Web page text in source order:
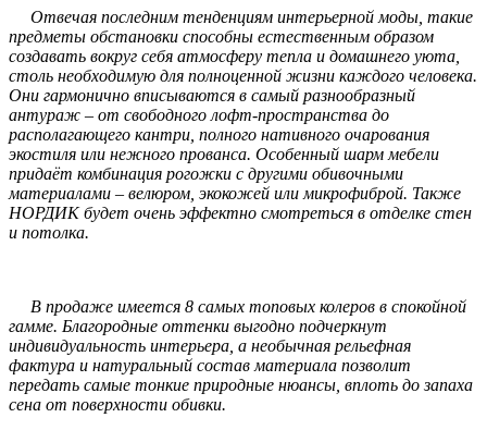
Отвечая последним тенденциям интерьерной моды, такие
предметы обстановки способны естественным образом
создавать вокруг себя атмосферу тепла и домашнего уюта,
столь необходимую для полноценной жизни каждого человека.
Они гармонично вписываются в самый разнообразный
антураж – от свободного лофт-пространства до
располагающего кантри, полного нативного очарования
экостиля или нежного прованса. Особенный шарм мебели
придаёт комбинация рогожки с другими обивочными
материалами – велюром, экокожей или микрофиброй. Также
НОРДИК будет очень эффектно смотреться в отделке стен
и потолка.
В продаже имеется 8 самых топовых колеров в спокойной
гамме. Благородные оттенки выгодно подчеркнут
индивидуальность интерьера, а необычная рельефная
фактура и натуральный состав материала позволит
передать самые тонкие природные нюансы, вплоть до запаха
сена от поверхности обивки.